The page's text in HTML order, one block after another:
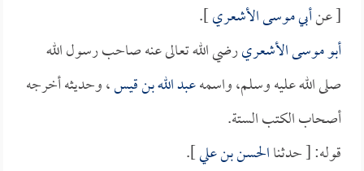
[ عنأبي موسى الأشعري].
أبو موسى الأشعريرضي الله تعالى عنه صاحب رسول الله
صلى الله عليه وسلم، واسمهعبد الله بن قيس، وحديثه أخرجه
أصحاب الكتب الستة.
قوله: [ حدثناالحسن بن علي].